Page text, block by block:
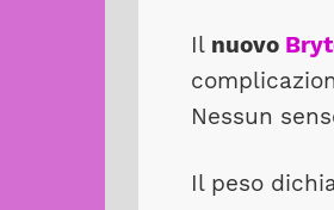
Il nuovo
Nessun
Il peso